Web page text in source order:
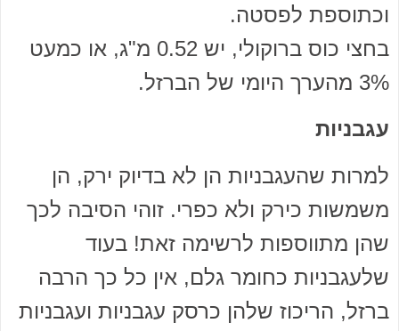
וכתוספת לפסטה.
בחצי כוס ברוקולי, יש 0.52 מ"ג, או כמעט
3% מהערך היומי של הברזל.
עגבניות
למרות שהעגבניות הן לא בדיוק ירק, הן
משמשות כירק ולא כפרי. זוהי הסיבה לכך
שהן מתווספות לרשימה זאת! בעוד
שלעגבניות כחומר גלם, אין כל כך הרבה
ברזל, הריכוז שלהן כרסק עגבניות ועגבניות